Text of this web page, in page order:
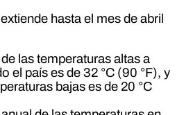
hasta el mes de abril
las temperaturas altas a
el país es de 32 °C (90 °F), y
bajas es de 20 °C